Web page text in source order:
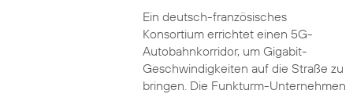
Ein deutsch-französisches
Konsortium errichtet einen 5G-
Autobahnkorridor, um Gigabit-
Geschwindigkeiten auf die Straße zu
bringen. Die Funkturm-Unternehmen